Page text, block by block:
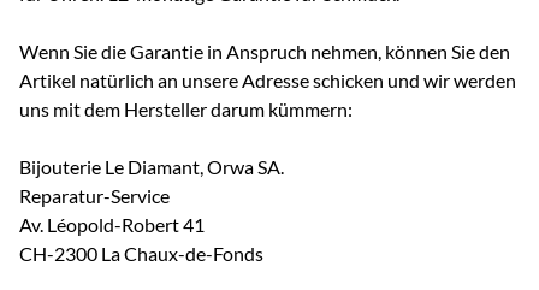
Wenn Sie die Garantie in Anspruch nehmen, können Sie den
Artikel natürlich an unsere Adresse schicken und wir werden
uns mit dem Hersteller darum kümmern:
Bijouterie Le Diamant, Orwa SA.
Reparatur-Service
Av. Léopold-Robert 41
CH-2300 La Chaux-de-Fonds